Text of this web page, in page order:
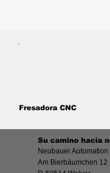
Fresadora CNC
Su camino hacia
Neubauer Automation
Am Bierbäumchen 12